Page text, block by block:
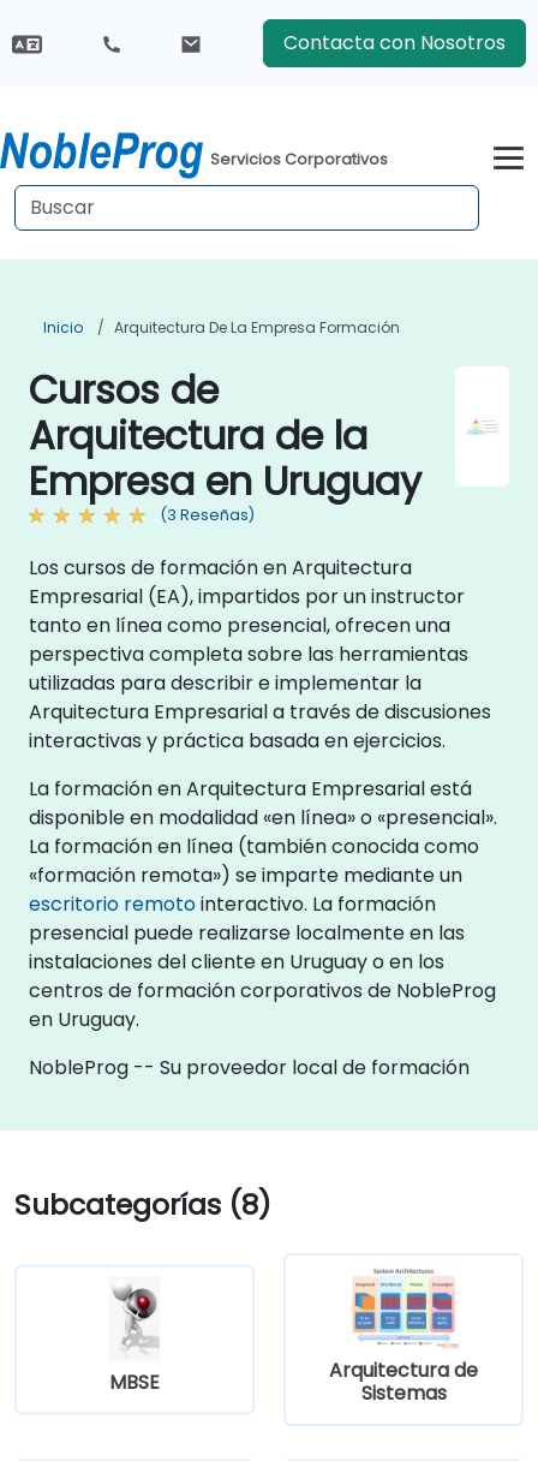
Contacta con Nosotros
Servicios Corporativos
Inicio Arquitectura De La Empresa Formación
Cursos de
Arquitectura de la
Empresa en Uruguay
(3 Reseñas)
Los cursos de formación en Arquitectura
Empresarial (EA), impartidos por un instructor
tanto en línea como presencial, ofrecen una
perspectiva completa sobre las herramientas
utilizadas para describir e implementar la
Arquitectura Empresarial a través de discusiones
interactivas y práctica basada en ejercicios.
La formación en Arquitectura Empresarial está
disponible en modalidad «en línea» o «presencial».
La formación en línea (también conocida como
«formación remota») se imparte mediante un
escritorio remotointeractivo. La formación
presencial puede realizarse localmente en las
instalaciones del cliente en Uruguay o en los
centros de formación corporativos de NobleProg
en Uruguay.
NobleProg -- Su proveedor local de formación
Subcategorías (8)
MBSE
Arquitectura de
Sistemas